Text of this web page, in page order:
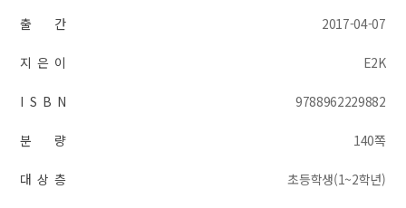
출 간 2017-04-07
지 은 이 E2K
I S B N 9788962229882
분 량 140쪽
대 상 층 초등학생(1~2학년)